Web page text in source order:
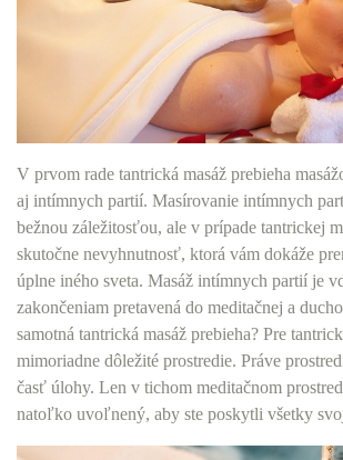
V prvom rade tantrická masáž prebieha
aj intímnych partií. Masírovanie intímnych
bežnou záležitosťou, ale v prípade tantrickej
skutočne nevyhnutnosť, ktorá vám dokáže
úplne iného sveta. Masáž intímnych partií je
zakončeniam pretavená do meditačnej a
samotná tantrická masáž prebieha? Pre
mimoriadne dôležité prostredie. Práve
časť úlohy. Len v tichom meditačnom
natoľko uvoľnený, aby ste poskytli všetky